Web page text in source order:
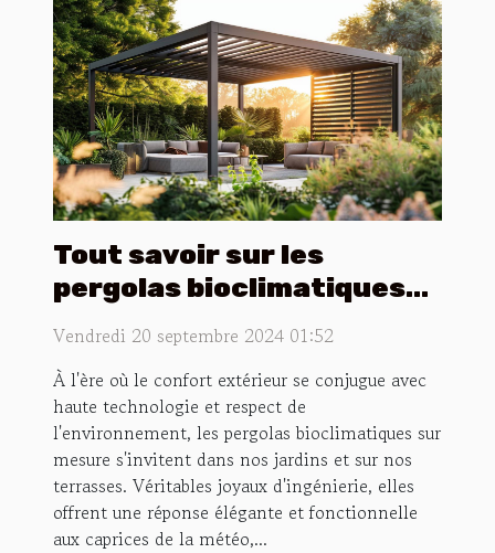
Tout savoir sur les
pergolas bioclimatiques
Vendredi 20 septembre 2024 01:52
À l'ère où le confort extérieur se conjugue avec
haute technologie et respect de
l'environnement, les pergolas bioclimatiques sur
mesure s'invitent dans nos jardins et sur nos
terrasses. Véritables joyaux d'ingénierie, elles
offrent une réponse élégante et fonctionnelle
aux caprices de la météo,...